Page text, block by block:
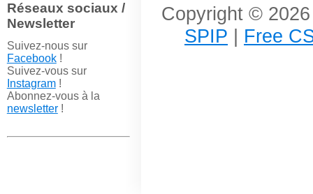
Réseaux sociaux /
Newsletter
Suivez-nous sur
Facebook!
Suivez-vous sur
Instagram!
Abonnez-vous à la
newsletter!
Copyright ©
SPIP | Free